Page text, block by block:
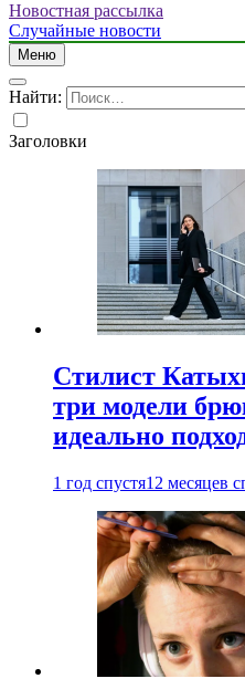
Новостная рассылка
Случайные новости
Меню
Найти:
Заголовки
Стилист
три модели
идеально
1 год спустя12 месяцев